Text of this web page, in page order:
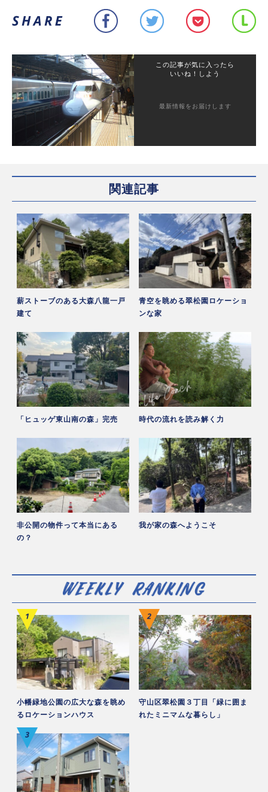
この記事が気に入ったら
いいね！しよう
最新情報をお届けします
関連記事
薪ストーブのある大森八龍一戸
建て
青空を眺める翠松園ロケーショ
ンな家
「ヒュッゲ東山南の森」完売 時代の流れを読み解く力
非公開の物件って本当にある
の？
我が家の森へようこそ
小幡緑地公園の広大な森を眺め
るロケーションハウス
守山区翠松園３丁目「緑に囲ま
れたミニマムな暮らし」